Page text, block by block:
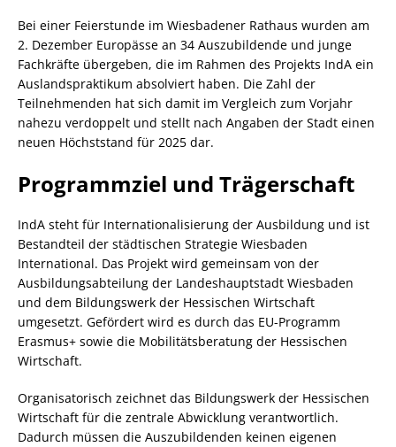
Bei einer Feierstunde im Wiesbadener Rathaus wurden am
2. Dezember Europässe an 34 Auszubildende und junge
Fachkräfte übergeben, die im Rahmen des Projekts IndA ein
Auslandspraktikum absolviert haben. Die Zahl der
Teilnehmenden hat sich damit im Vergleich zum Vorjahr
nahezu verdoppelt und stellt nach Angaben der Stadt einen
neuen Höchststand für 2025 dar.
Programmziel und Trägerschaft
IndA steht für Internationalisierung der Ausbildung und ist
Bestandteil der städtischen Strategie Wiesbaden
International. Das Projekt wird gemeinsam von der
Ausbildungsabteilung der Landeshauptstadt Wiesbaden
und dem Bildungswerk der Hessischen Wirtschaft
umgesetzt. Gefördert wird es durch das EU-Programm
Erasmus+ sowie die Mobilitätsberatung der Hessischen
Wirtschaft.
Organisatorisch zeichnet das Bildungswerk der Hessischen
Wirtschaft für die zentrale Abwicklung verantwortlich.
Dadurch müssen die Auszubildenden keinen eigenen